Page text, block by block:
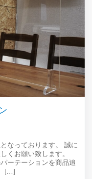
なっております。 誠に
くお願い致します。
ーテーションを商品追
[…]